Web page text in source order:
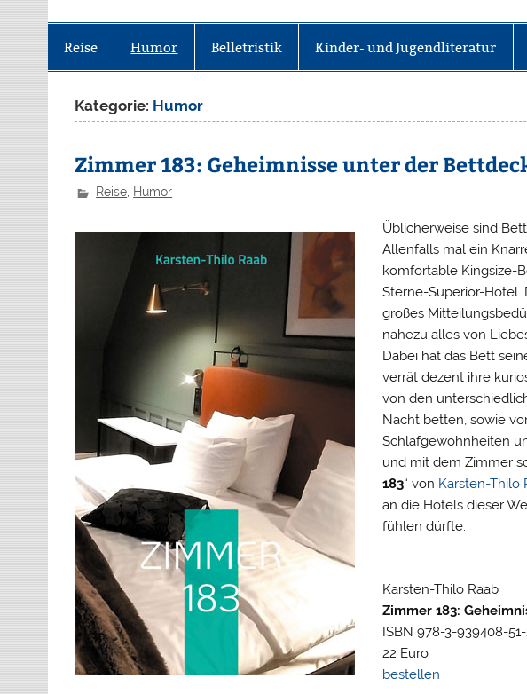
Reise Humor Belletristik Kinder- und Jugendliteratur
Kategorie: Humor
Zimmer 183: Geheimnisse unter der
Reise, Humor
Üblicherweise sind
Allenfalls mal ein
komfortable Kingsize-
Sterne-Superior-Hotel.
großes
nahezu alles von
Dabei hat das Bett
verrät dezent ihre
von den
Nacht betten, sowie
Schlafgewohnheiten
und mit dem Zimmer
183“ von Karsten-Thilo
an die Hotels dieser
fühlen dürfte.
Karsten-Thilo Raab
Zimmer 183:
ISBN 978-3-939408-
22 Euro
bestellen